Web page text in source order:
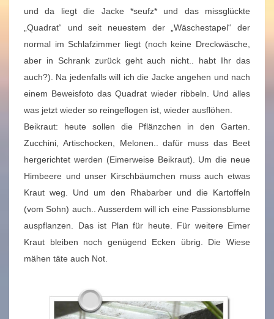
und da liegt die Jacke *seufz* und das missglückte
„Quadrat“ und seit neuestem der „Wäschestapel“ der
normal im Schlafzimmer liegt (noch keine Dreckwäsche,
aber in Schrank zurück geht auch nicht.. habt Ihr das
auch?). Na jedenfalls will ich die Jacke angehen und nach
einem Beweisfoto das Quadrat wieder ribbeln. Und alles
was jetzt wieder so reingeflogen ist, wieder ausflöhen.
Beikraut: heute sollen die Pflänzchen in den Garten.
Zucchini, Artischocken, Melonen.. dafür muss das Beet
hergerichtet werden (Eimerweise Beikraut). Um die neue
Himbeere und unser Kirschbäumchen muss auch etwas
Kraut weg. Und um den Rhabarber und die Kartoffeln
(vom Sohn) auch.. Ausserdem will ich eine Passionsblume
auspflanzen. Das ist Plan für heute. Für weitere Eimer
Kraut bleiben noch genügend Ecken übrig. Die Wiese
mähen täte auch Not.